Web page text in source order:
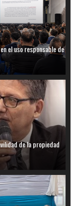
el uso responsable de
de la propiedad